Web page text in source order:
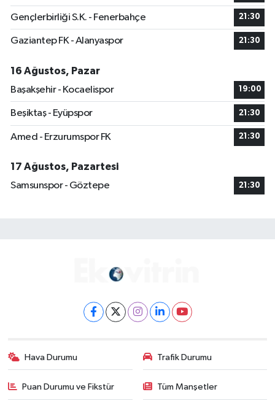
Gençlerbirliği S.K. - Fenerbahçe 21:30
Gaziantep FK - Alanyaspor 21:30
16 Ağustos, Pazar
Başakşehir - Kocaelispor
19:00
Beşiktaş - Eyüpspor 21:30
Amed - Erzurumspor FK 21:30
17 Ağustos, Pazartesi
Samsunspor - Göztepe
21:30
Hava Durumu Trafik Durumu
Puan Durumu ve Fikstür Tüm Manşetler